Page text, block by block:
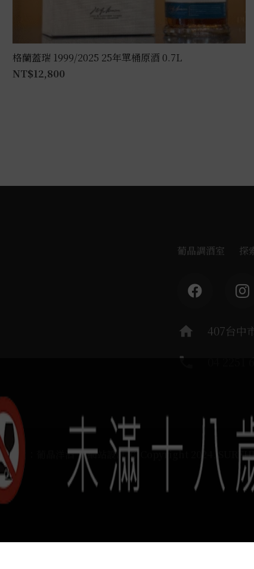
格蘭蓋瑞 1999/2025 25年單桶原酒 0.7L
NT$12,800
葡晶調酒室 探
home 407台中
phone
負責：葡晶洋酒 / 網站設計 Ⓒ Copyright 2024,